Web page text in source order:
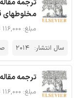
ترجمه
مخلوطهای
مبلغ: ۱۱۶,۰۰۰ تومان
سال انتشار: 2014
ترجمه
مبلغ: ۱۱۶,۰۰۰ تومان